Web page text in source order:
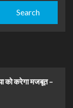
को करेगा मजबूत –